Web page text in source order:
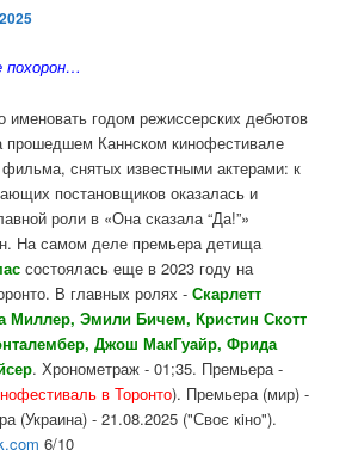
похорон…
именовать годом режиссерских дебютов
прошедшем Каннском кинофестивале
фильма, снятых известными актерами: к
постановщиков оказалась и
роли в «Она сказала “Да!”»
На самом деле премьера детища
состоялась еще в 2023 году на
В главных ролях -Скарлетт
Миллер, Эмили Бичем, Кристин Скотт
Джош МакГуайр, Фрида
. Хронометраж - 01;35. Премьера -
в Торонто). Премьера (мир) -
(Украина) - 21.08.2025 ("Своє кiно").
6/10